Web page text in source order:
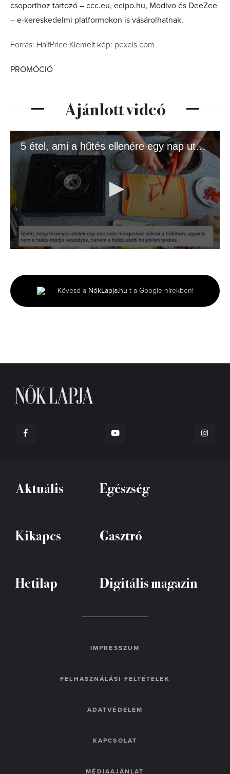
csoporthoz tartozó – ccc.eu, ecipo.hu, Modivo és DeeZee
– e-kereskedelmi platformokon is vásárolhatnak.
Forrás: HalfPrice Kiemelt kép: pexels.com
PROMÓCIÓ
Ajánlott videó
5 étel, ami a hűtés ellenére egy nap után is ételmérgezést okozhat
minute,
20
seconds
Kövesd a NőkLapja.hu-t a Google hírekben!
Aktuális Egészség
Kikapcs Gasztró
Hetilap Digitális magazin
IMPRESSZUM
FELHASZNÁLÁSI FELTÉTELEK
ADATVÉDELEM
KAPCSOLAT
MÉDIAAJÁNLAT